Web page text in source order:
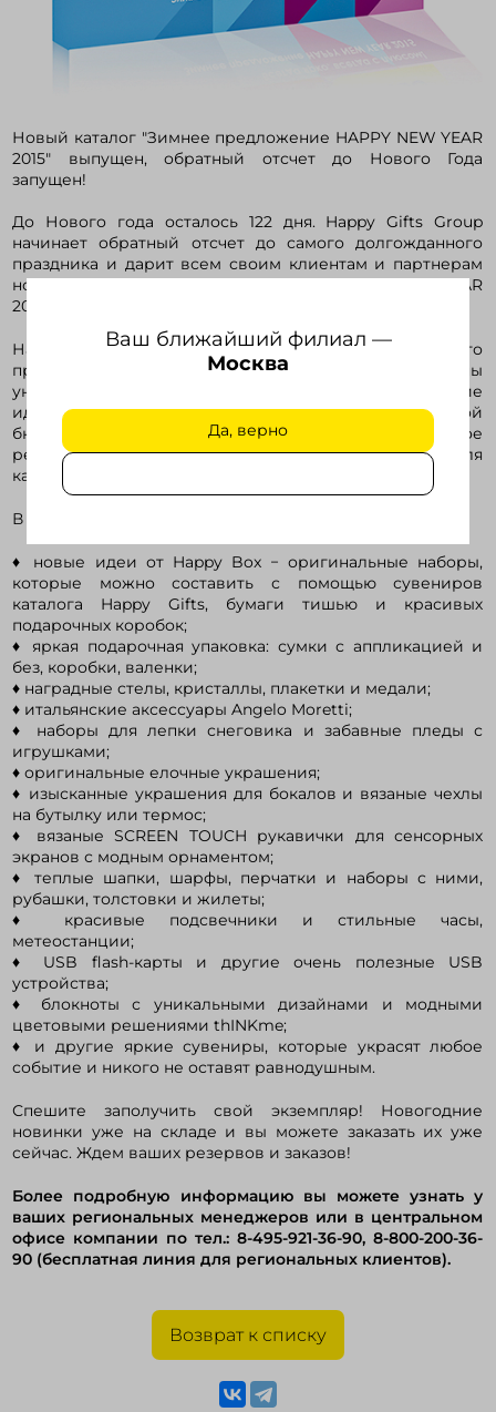
Ваш ближайший филиал —
Москва
Да, верно
Новый каталог "Зимнее предложение HAPPY NEW YEAR
2015" выпущен, обратный отсчет до Нового Года
запущен!
До Нового года осталось 122 дня. Happy Gifts Group
начинает обратный отсчет до самого долгожданного
праздника и дарит всем своим клиентам и партнерам
новый каталог "Зимнее предложение HAPPY NEW YEAR
2015".
На 98 страницах ежегодного эксклюзивного
приложения к каталогу Happy Gifts представлены
уникальные и оригинальные тренды отрасли. Яркие
идеи нового каталога идеально впишутся в любой
бюджет и донесут до потребителей ваше уникальное
рекламное послание. Уверены, это издание станет для
каждого из вас весьма актуальным в горячий сезон.
В этом году вас особенно порадуют:
♦ новые идеи от Happy Box − оригинальные наборы,
которые можно составить с помощью сувениров
каталога Happy Gifts, бумаги тишью и красивых
подарочных коробок;
♦ яркая подарочная упаковка: сумки с аппликацией и
без, коробки, валенки;
♦ наградные стелы, кристаллы, плакетки и медали;
♦ итальянские аксессуары Angelo Moretti;
♦ наборы для лепки снеговика и забавные пледы с
игрушками;
♦ оригинальные елочные украшения;
♦ изысканные украшения для бокалов и вязаные чехлы
на бутылку или термос;
♦ вязаные SCREEN TOUCH рукавички для сенсорных
экранов с модным орнаментом;
♦ теплые шапки, шарфы, перчатки и наборы с ними,
рубашки, толстовки и жилеты;
♦ красивые подсвечники и стильные часы,
метеостанции;
♦ USB flash-карты и другие очень полезные USB
устройства;
♦ блокноты с уникальными дизайнами и модными
цветовыми решениями thINKme;
♦ и другие яркие сувениры, которые украсят любое
событие и никого не оставят равнодушным.
Спешите заполучить свой экземпляр! Новогодние
новинки уже на складе и вы можете заказать их уже
сейчас. Ждем ваших резервов и заказов!
Более подробную информацию вы можете узнать у
ваших региональных менеджеров или в центральном
офисе компании по тел.: 8-495-921-36-90, 8-800-200-36-
90 (бесплатная линия для региональных клиентов).
Возврат к списку